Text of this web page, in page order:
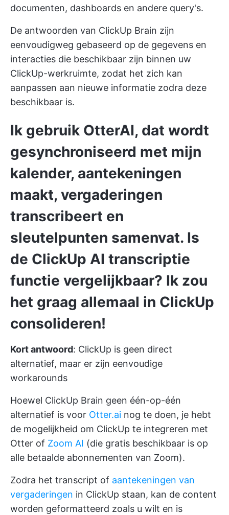
documenten, dashboards en andere query's.
De antwoorden van ClickUp Brain zijn
eenvoudigweg gebaseerd op de gegevens en
interacties die beschikbaar zijn binnen uw
ClickUp-werkruimte, zodat het zich kan
aanpassen aan nieuwe informatie zodra deze
beschikbaar is.
Ik gebruik OtterAI, dat wordt
gesynchroniseerd met mijn
kalender, aantekeningen
maakt, vergaderingen
transcribeert en
sleutelpunten samenvat. Is
de ClickUp AI transcriptie
functie vergelijkbaar? Ik zou
het graag allemaal in ClickUp
consolideren!
Kort antwoord: ClickUp is geen direct
alternatief, maar er zijn eenvoudige
workarounds
Hoewel ClickUp Brain geen één-op-één
alternatief is voor Otter.ai nog te doen, je hebt
de mogelijkheid om ClickUp te integreren met
Otter of Zoom AI (die gratis beschikbaar is op
alle betaalde abonnementen van Zoom).
Zodra het transcript of aantekeningen van
vergaderingen in ClickUp staan, kan de content
worden geformatteerd zoals u wilt en is